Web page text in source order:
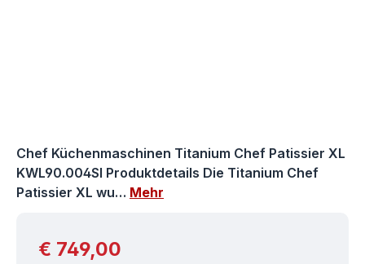
Chef Küchenmaschinen Titanium Chef Patissier XL
KWL90.004SI Produktdetails Die Titanium Chef
Patissier XL wu… Mehr
Regulärer Preis:
€ 749,00